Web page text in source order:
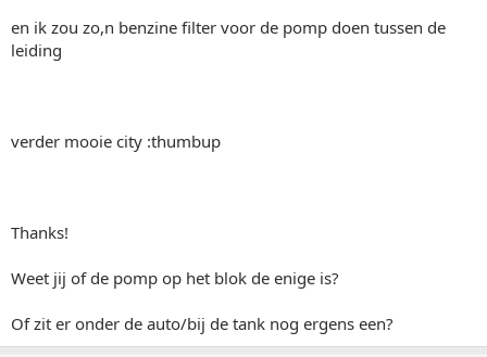
en ik zou zo,n benzine filter voor de pomp doen tussen de
leiding
verder mooie city :thumbup
Thanks!
Weet jij of de pomp op het blok de enige is?
Of zit er onder de auto/bij de tank nog ergens een?